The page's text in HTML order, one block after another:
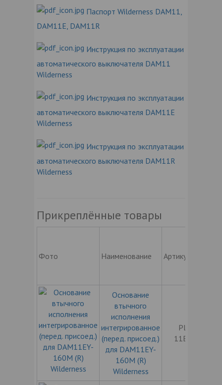
Паспорт Wilderness DAM11,
DAM11E, DAM11R
Инструкция по эксплуатации
автоматического выключателя DAM11
Wilderness
Инструкция по эксплуатации
автоматического выключателя DAM11E
Wilderness
Инструкция по эксплуатации
автоматического выключателя DAM11R
Wilderness
Прикреплённые товары
Фото Наименование Артикул
Основание
втычного
исполнения
интегрированное
(перед. присоед.)
для DAM11EY-
160M (R)
Wilderness
PLUG-
11EY160